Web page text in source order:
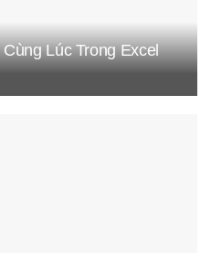
Lúc Trong Excel